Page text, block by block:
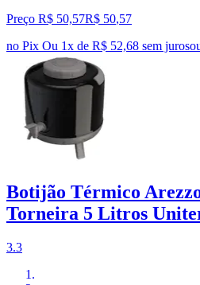
Preço R$ 50,57R$ 50,57
no Pix Ou 1x de R$ 52,68 sem juros
Botijão Térmico
Torneira 5 Litros
3.3